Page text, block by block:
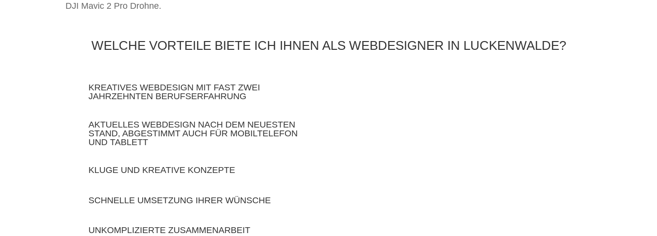
DJI Mavic 2 Pro Drohne.
WELCHE VORTEILE BIETE ICH IHNEN ALS WEBDESIGNER IN LUCKENWALDE?
KREATIVES WEBDESIGN MIT FAST ZWEI
JAHRZEHNTEN BERUFSERFAHRUNG
AKTUELLES WEBDESIGN NACH DEM NEUESTEN
STAND, ABGESTIMMT AUCH FÜR MOBILTELEFON
UND TABLETT
KLUGE UND KREATIVE KONZEPTE
SCHNELLE UMSETZUNG IHRER WÜNSCHE
UNKOMPLIZIERTE ZUSAMMENARBEIT